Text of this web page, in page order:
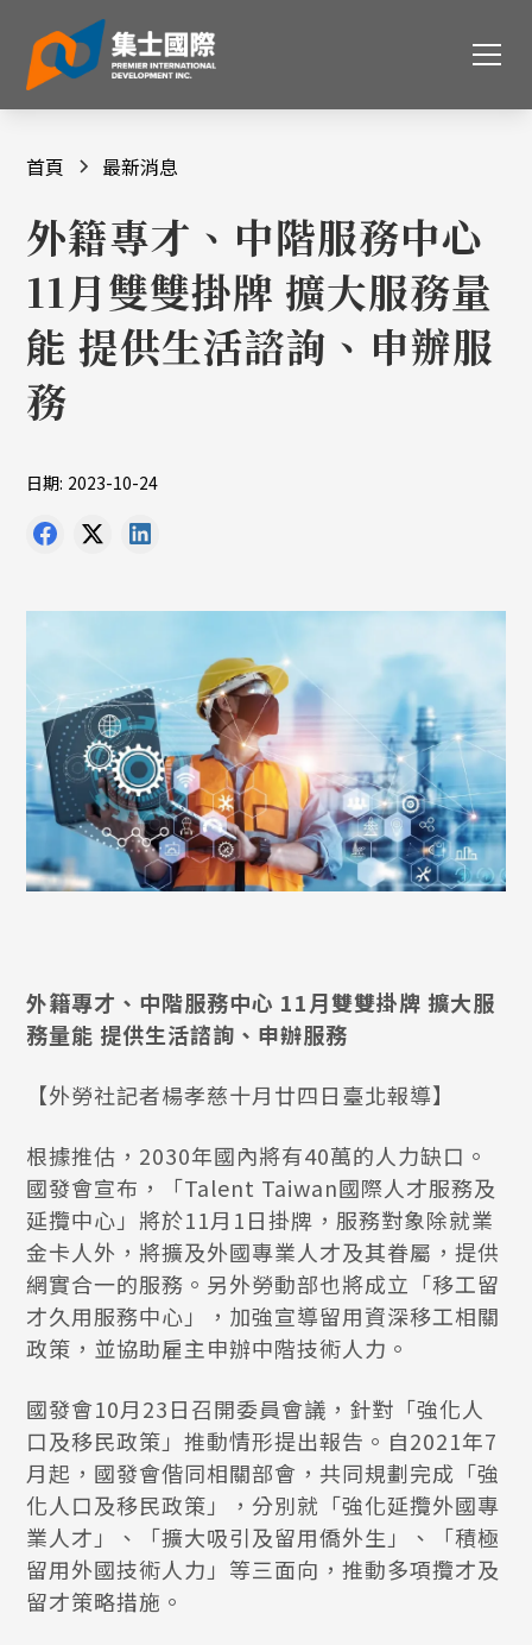
首頁 最新消息
外籍專才、中階服務中心
11月雙雙掛牌 擴大服務量
能 提供生活諮詢、申辦服
務
日期: 2023-10-24
外籍專才、中階服務中心 11月雙雙掛牌 擴大服
務量能 提供生活諮詢、申辦服務
【外勞社記者楊孝慈十月廿四日臺北報導】
根據推估，2030年國內將有40萬的人力缺口。
國發會宣布，「Talent Taiwan國際人才服務及
延攬中心」將於11月1日掛牌，服務對象除就業
金卡人外，將擴及外國專業人才及其眷屬，提供
網實合一的服務。另外勞動部也將成立「移工留
才久用服務中心」，加強宣導留用資深移工相關
政策，並協助雇主申辦中階技術人力。
國發會10月23日召開委員會議，針對「強化人
口及移民政策」推動情形提出報告。自2021年7
月起，國發會偕同相關部會，共同規劃完成「強
化人口及移民政策」，分別就「強化延攬外國專
業人才」、「擴大吸引及留用僑外生」、「積極
留用外國技術人力」等三面向，推動多項攬才及
留才策略措施。